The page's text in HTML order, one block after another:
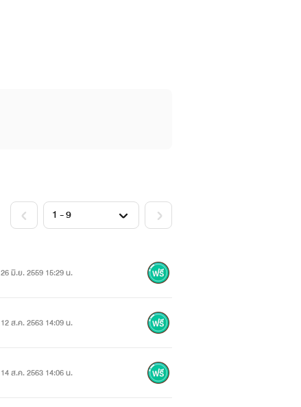
26 มิ.ย. 2559 15:29 น.
12 ส.ค. 2563 14:09 น.
14 ส.ค. 2563 14:06 น.